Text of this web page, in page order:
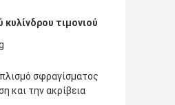
τιμονιού
σφραγίσματος
και την ακρίβεια